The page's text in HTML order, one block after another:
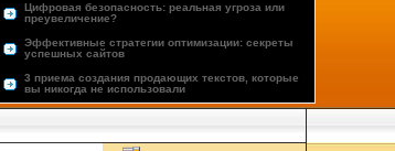
Цифровая безопасность: реальная угроза или
преувеличение?
Эффективные стратегии оптимизации: секреты
успешных сайтов
3 приема создания продающих текстов, которые
вы никогда не использовали
Опыт пользователей: лучшие хостинг-провайдеры